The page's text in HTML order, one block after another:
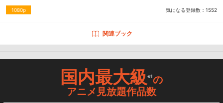
1080p 気になる登録数： 1552
関連ブック
国内最大級※1の
アニメ見放題作品数